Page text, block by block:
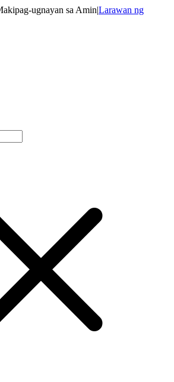
ugnayan sa Amin|Larawan ng